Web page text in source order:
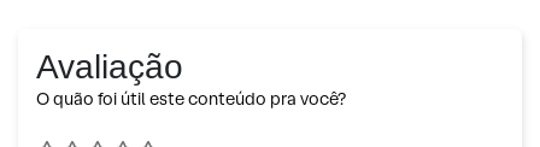
Avaliação
O quão foi útil este conteúdo pra você?